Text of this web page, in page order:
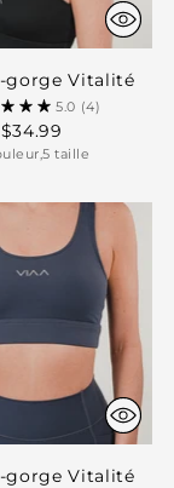
gorge Vitalité
5.0 (4)
$34.99
taille
gorge Vitalité